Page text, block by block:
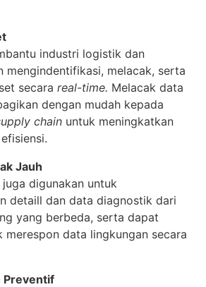
industri logistik dan
mengindentifikasi, melacak, serta
secara real-time. Melacak data
dengan mudah kepada
chainuntuk meningkatkan
Jauh
digunakan untuk
detaill dan data diagnostik dari
yang berbeda, serta dapat
merespon data lingkungan secara
Preventif